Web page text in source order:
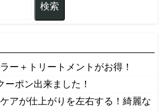
ー＋トリートメントがお得！
ポン出来ました！
アが仕上がりを左右する！綺麗な